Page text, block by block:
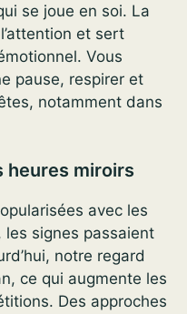
se joue en soi. La
et sert
Vous
pause, respirer et
notamment dans
heures miroirs
avec les
les signes passaient
notre regard
ce qui augmente les
Des approches